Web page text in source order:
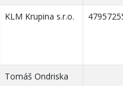
KLM Krupina s.r.o.
Tomáš Ondriska